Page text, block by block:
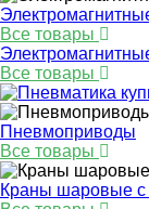
Все товары
Все товары
Пневмоприводы
Все товары
Краны шаровые